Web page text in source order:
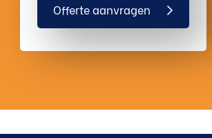
Offerte aanvragen